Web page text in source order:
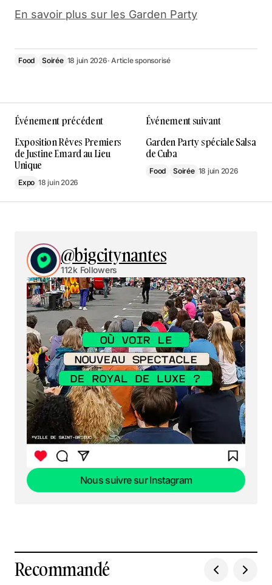
En savoir plus sur les Garden Party
Food Soirée 18 juin 2026· Article sponsorisé
Événement précédent
Exposition Rêves Premiers
de Justine Emard au Lieu
Unique
Expo 18 juin 2026
Événement suivant
Garden Party spéciale Salsa
de Cuba
Food Soirée 18 juin 2026
@bigcitynantes
112k Followers
Nous suivre sur Instagram
Recommandé